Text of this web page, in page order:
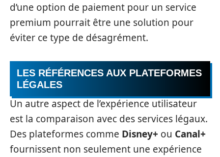
d’une option de paiement pour un service
premium pourrait être une solution pour
éviter ce type de désagrément.
LES RÉFÉRENCES AUX PLATEFORMES
LÉGALES
Un autre aspect de l’expérience utilisateur
est la comparaison avec des services légaux.
Des plateformes comme Disney+ ou Canal+
fournissent non seulement une expérience